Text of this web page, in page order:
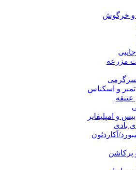
خرگوش
مزرعه
و اسکناس
عتیقه
بیس و امپلیفایر
بادی
آکاردئون
پرکاشن